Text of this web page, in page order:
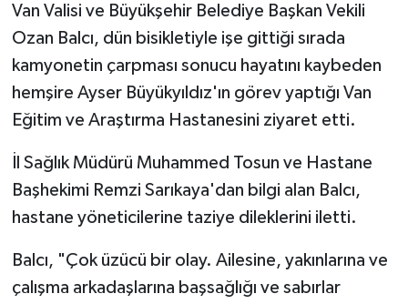
Van Valisi ve Büyükşehir Belediye Başkan Vekili
Ozan Balcı, dün bisikletiyle işe gittiği sırada
kamyonetin çarpması sonucu hayatını kaybeden
hemşire Ayser Büyükyıldız'ın görev yaptığı Van
Eğitim ve Araştırma Hastanesini ziyaret etti.
İl Sağlık Müdürü Muhammed Tosun ve Hastane
Başhekimi Remzi Sarıkaya'dan bilgi alan Balcı,
hastane yöneticilerine taziye dileklerini iletti.
Balcı, "Çok üzücü bir olay. Ailesine, yakınlarına ve
çalışma arkadaşlarına başsağlığı ve sabırlar